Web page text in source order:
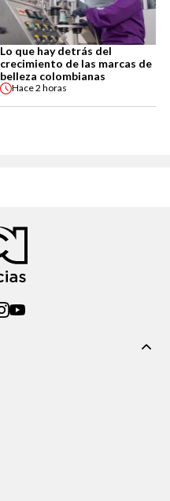
Lo que hay detrás del
crecimiento de las marcas de
belleza colombianas
Hace2 horas